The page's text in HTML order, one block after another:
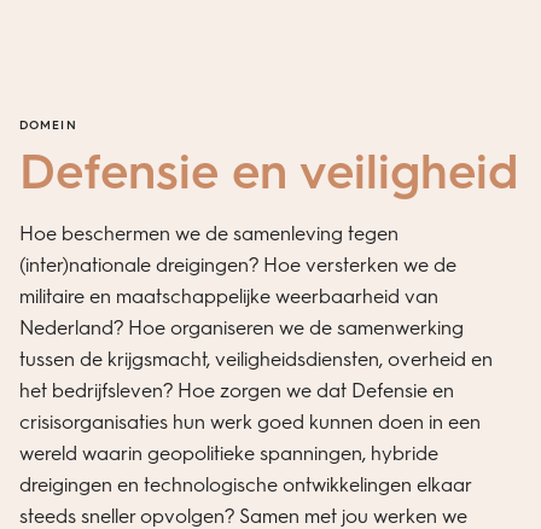
DOMEIN
Defensie en veiligheid
Hoe beschermen we de samenleving tegen
(inter)nationale dreigingen? Hoe versterken we de
militaire en maatschappelijke weerbaarheid van
Nederland? Hoe organiseren we de samenwerking
tussen de krijgsmacht, veiligheidsdiensten, overheid en
het bedrijfsleven? Hoe zorgen we dat Defensie en
crisisorganisaties hun werk goed kunnen doen in een
wereld waarin geopolitieke spanningen, hybride
dreigingen en technologische ontwikkelingen elkaar
steeds sneller opvolgen? Samen met jou werken we